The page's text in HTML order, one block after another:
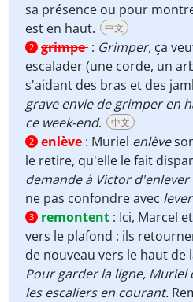
sa présence ou pour
est en haut.
中文
2 grimpe : Grimper, ça
escalader (une corde, un
s'aidant des bras et des
grave envie de grimper en
ce week-end. 中文
2 enlève : Muriel enlève
le retire, qu'elle le fait
demande à Victor d'enlever
ne pas confondre avec lever
3 remontent : Ici, Marcel
vers le plafond : ils
de nouveau vers le haut de
Pour garder la ligne,
les escaliers en courant.